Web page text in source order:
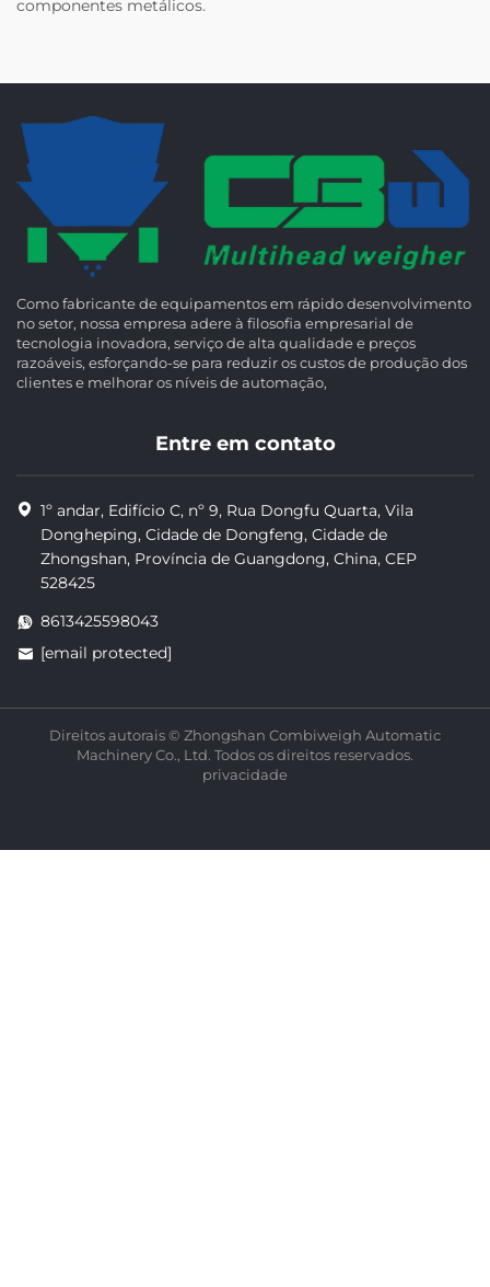
componentes metálicos.
Como fabricante de equipamentos em rápido desenvolvimento
no setor, nossa empresa adere à filosofia empresarial de
tecnologia inovadora, serviço de alta qualidade e preços
razoáveis, esforçando-se para reduzir os custos de produção dos
clientes e melhorar os níveis de automação,
Entre em contato
1º andar, Edifício C, nº 9, Rua Dongfu Quarta, Vila
Dongheping, Cidade de Dongfeng, Cidade de
Zhongshan, Província de Guangdong, China, CEP
528425
8613425598043
[email protected]
Direitos autorais © Zhongshan Combiweigh Automatic
Machinery Co., Ltd. Todos os direitos reservados.
privacidade